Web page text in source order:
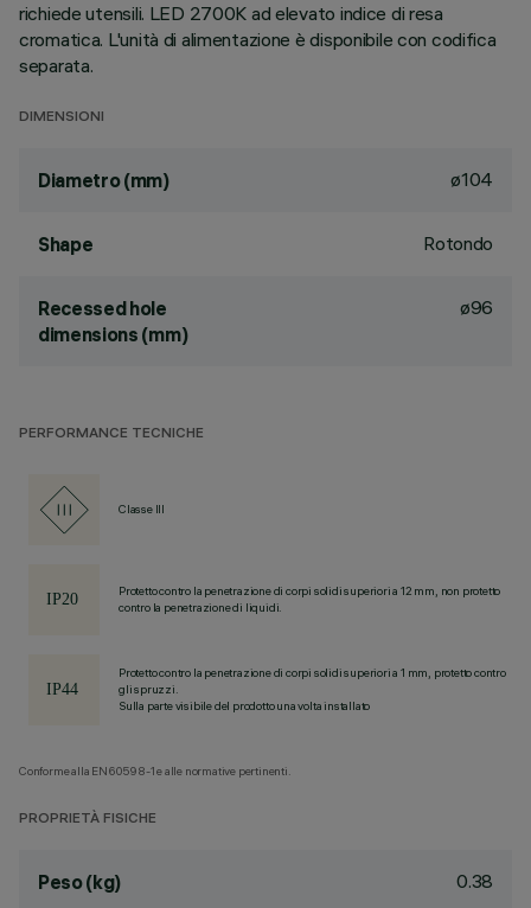
richiede utensili. LED 2700K ad elevato indice di resa
cromatica. L'unità di alimentazione è disponibile con codifica
separata.
DIMENSIONI
Diametro (mm) ø104
Shape Rotondo
Recessed hole
dimensions (mm)
ø96
PERFORMANCE TECNICHE
Classe III
Protetto contro la penetrazione di corpi solidi superiori a 12 mm, non protetto
contro la penetrazione di liquidi.
Protetto contro la penetrazione di corpi solidi superiori a 1 mm, protetto contro
gli spruzzi.
Sulla parte visibile del prodotto una volta installato
Conforme alla EN60598-1 e alle normative pertinenti.
PROPRIETÀ FISICHE
Peso (kg) 0.38